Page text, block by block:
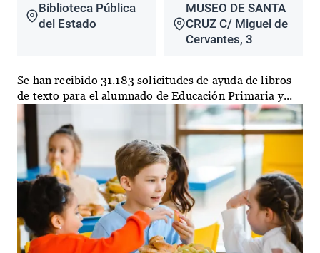
Biblioteca Pública
del Estado
MUSEO DE SANTA
CRUZ C/ Miguel de
Cervantes, 3
Se han recibido 31.183 solicitudes de ayuda de libros
de texto para el alumnado de Educación Primaria y...